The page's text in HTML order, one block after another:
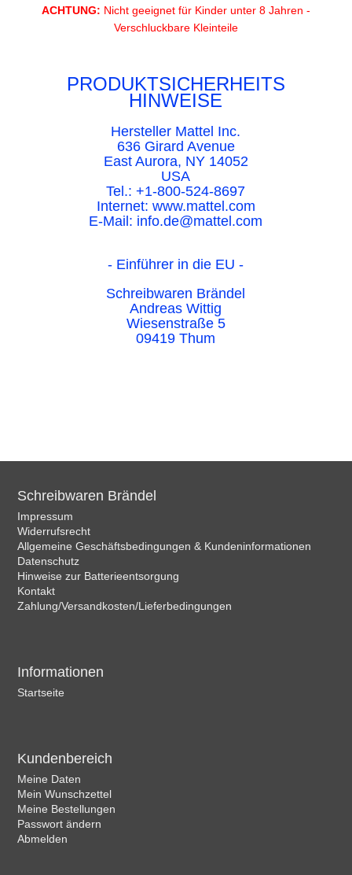
ACHTUNG: Nicht geeignet für Kinder unter 8 Jahren -
Verschluckbare Kleinteile
PRODUKTSICHERHEITS
HINWEISE
Hersteller Mattel Inc.
636 Girard Avenue
East Aurora, NY 14052
USA
Tel.: +1-800-524-8697
Internet: www.mattel.com
E-Mail: info.de@mattel.com
- Einführer in die EU -
Schreibwaren Brändel
Andreas Wittig
Wiesenstraße 5
09419 Thum
Schreibwaren Brändel
Impressum
Widerrufsrecht
Allgemeine Geschäftsbedingungen & Kundeninformationen
Datenschutz
Hinweise zur Batterieentsorgung
Kontakt
Zahlung/Versandkosten/Lieferbedingungen
Informationen
Startseite
Kundenbereich
Meine Daten
Mein Wunschzettel
Meine Bestellungen
Passwort ändern
Abmelden